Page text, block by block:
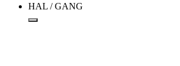
HAL / GANG